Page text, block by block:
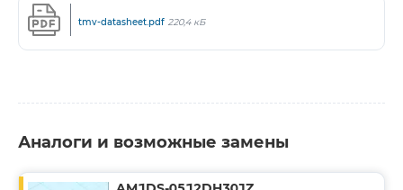
tmv-datasheet.pdf 220,4 кБ
Аналоги и возможные замены